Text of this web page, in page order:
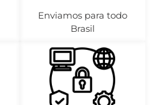
Enviamos para todo
Brasil